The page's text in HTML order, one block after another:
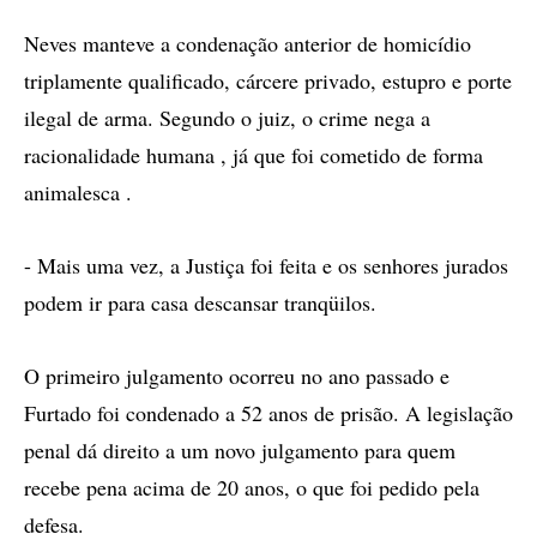
Neves manteve a condenação anterior de homicídio
triplamente qualificado, cárcere privado, estupro e porte
ilegal de arma. Segundo o juiz, o crime nega a
racionalidade humana , já que foi cometido de forma
animalesca .
- Mais uma vez, a Justiça foi feita e os senhores jurados
podem ir para casa descansar tranqüilos.
O primeiro julgamento ocorreu no ano passado e
Furtado foi condenado a 52 anos de prisão. A legislação
penal dá direito a um novo julgamento para quem
recebe pena acima de 20 anos, o que foi pedido pela
defesa.